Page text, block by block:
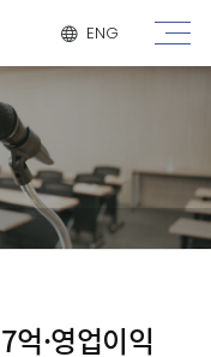
ENG
·영업이익